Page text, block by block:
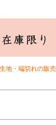
地・端切れの販売